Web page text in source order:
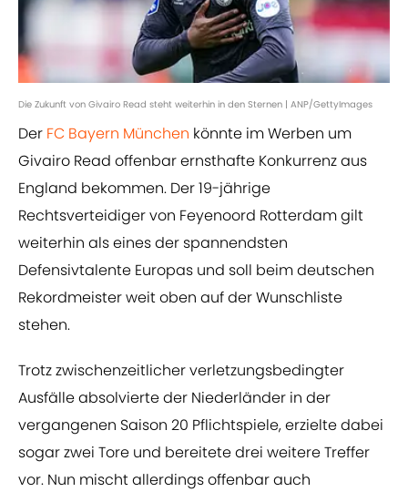
Die Zukunft von Givairo Read steht weiterhin in den Sternen | ANP/GettyImages
Der FC Bayern München könnte im Werben um
Givairo Read offenbar ernsthafte Konkurrenz aus
England bekommen. Der 19-jährige
Rechtsverteidiger von Feyenoord Rotterdam gilt
weiterhin als eines der spannendsten
Defensivtalente Europas und soll beim deutschen
Rekordmeister weit oben auf der Wunschliste
stehen.
Trotz zwischenzeitlicher verletzungsbedingter
Ausfälle absolvierte der Niederländer in der
vergangenen Saison 20 Pflichtspiele, erzielte dabei
sogar zwei Tore und bereitete drei weitere Treffer
vor. Nun mischt allerdings offenbar auch